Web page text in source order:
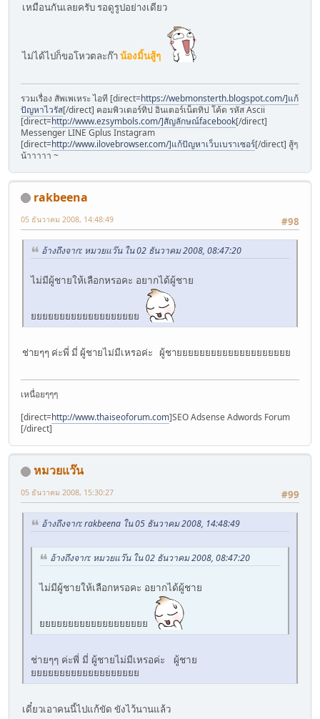
เหมือนกันเลยครับ รอดูรูปอย่างเดียว
ไม่ได้ไปก็ขอโหวตละก๊าน้องมิ้นสู้ๆ
รวมเรื่อง สัพเพเหระ ไอที [direct=https://webmonsterth.blogspot.com/]แก้
ปัญหาไวรัส[/direct] คอมพิวเตอร์ทิป อินเตอร์เน็ตทิป โค้ด รหัส Ascii
[direct=http://www.ezsymbols.com/]สัญลักษณ์facebook[/direct]
Messenger LINE Gplus Instagram
[direct=http://www.ilovebrowser.com/]แก้ปัญหาเว็บเบราเซอร์[/direct] สู้ๆ
น้าาาาา ~
rakbeena
#98
05 ธันวาคม 2008, 14:48:49
อ้างถึงจาก: หมวยแว๊น ใน 02 ธันวาคม 2008, 08:47:20
ไม่มีผู้ชายให้เลือกหรอคะ อยากได้ผู้ชาย
ยยยยยยยยยยยยยยยยยยย
ช่ายๆๆ ค่ะพี่ มี่ ผู้ชายไม่มีเหรอค่ะ ผู้ชายยยยยยยยยยยยยยยยยยยย
เหนื่อยๆๆๆ
[direct=http://www.thaiseoforum.com]SEO Adsense Adwords Forum
[/direct]
หมวยแว๊น
#99
05 ธันวาคม 2008, 15:30:27
อ้างถึงจาก: rakbeena ใน 05 ธันวาคม 2008, 14:48:49
อ้างถึงจาก: หมวยแว๊น ใน 02 ธันวาคม 2008, 08:47:20
ไม่มีผู้ชายให้เลือกหรอคะ อยากได้ผู้ชาย
ยยยยยยยยยยยยยยยยยยย
ช่ายๆๆ ค่ะพี่ มี่ ผู้ชายไม่มีเหรอค่ะ ผู้ชาย
ยยยยยยยยยยยยยยยยยยย
เดี๋ยวเอาคนนี้ไปแก้ขัด ขังไว้นานแล้ว